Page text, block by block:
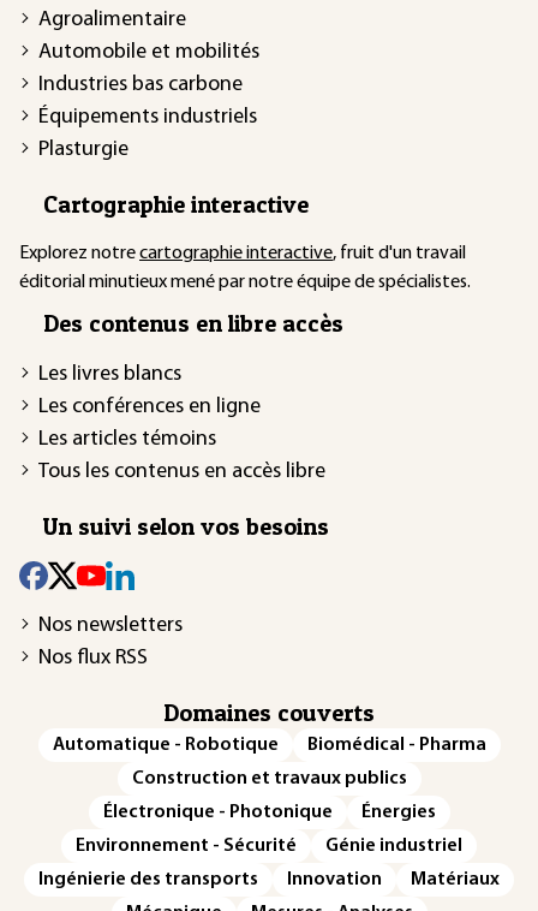
Agroalimentaire
Automobile et mobilités
Industries bas carbone
Équipements industriels
Plasturgie
Cartographie interactive
Explorez notrecartographie interactive, fruit d'un travail
éditorial minutieux mené par notre équipe de spécialistes.
Des contenus en libre accès
Les livres blancs
Les conférences en ligne
Les articles témoins
Tous les contenus en accès libre
Un suivi selon vos besoins
Nos newsletters
Nos flux RSS
Domaines couverts
Automatique - Robotique
Biomédical - Pharma
Construction et travaux publics
Électronique - Photonique
Énergies
Environnement - Sécurité
Génie industriel
Ingénierie des transports
Innovation
Matériaux